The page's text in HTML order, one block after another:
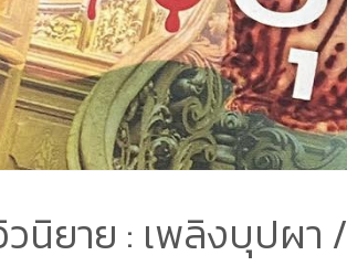
วนิยาย : เพลิงบุปผา